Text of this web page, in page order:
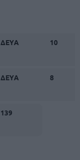
ΔΕΥΑ 10
ΔΕΥΑ 8
139